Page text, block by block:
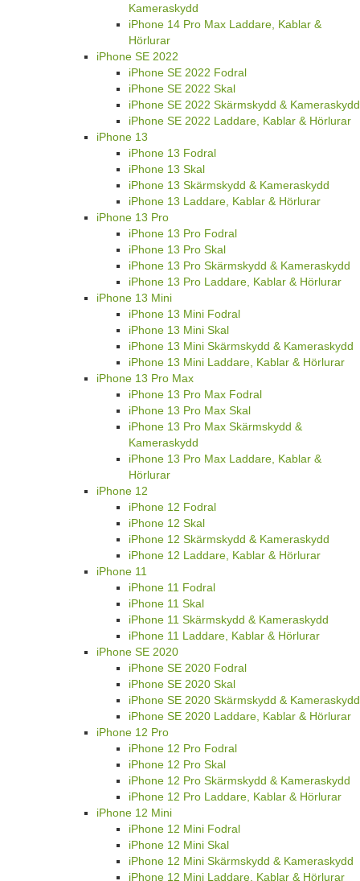
Kameraskydd
iPhone 14 Pro Max Laddare, Kablar &
Hörlurar
iPhone SE 2022
iPhone SE 2022 Fodral
iPhone SE 2022 Skal
iPhone SE 2022 Skärmskydd & Kameraskydd
iPhone SE 2022 Laddare, Kablar & Hörlurar
iPhone 13
iPhone 13 Fodral
iPhone 13 Skal
iPhone 13 Skärmskydd & Kameraskydd
iPhone 13 Laddare, Kablar & Hörlurar
iPhone 13 Pro
iPhone 13 Pro Fodral
iPhone 13 Pro Skal
iPhone 13 Pro Skärmskydd & Kameraskydd
iPhone 13 Pro Laddare, Kablar & Hörlurar
iPhone 13 Mini
iPhone 13 Mini Fodral
iPhone 13 Mini Skal
iPhone 13 Mini Skärmskydd & Kameraskydd
iPhone 13 Mini Laddare, Kablar & Hörlurar
iPhone 13 Pro Max
iPhone 13 Pro Max Fodral
iPhone 13 Pro Max Skal
iPhone 13 Pro Max Skärmskydd &
Kameraskydd
iPhone 13 Pro Max Laddare, Kablar &
Hörlurar
iPhone 12
iPhone 12 Fodral
iPhone 12 Skal
iPhone 12 Skärmskydd & Kameraskydd
iPhone 12 Laddare, Kablar & Hörlurar
iPhone 11
iPhone 11 Fodral
iPhone 11 Skal
iPhone 11 Skärmskydd & Kameraskydd
iPhone 11 Laddare, Kablar & Hörlurar
iPhone SE 2020
iPhone SE 2020 Fodral
iPhone SE 2020 Skal
iPhone SE 2020 Skärmskydd & Kameraskydd
iPhone SE 2020 Laddare, Kablar & Hörlurar
iPhone 12 Pro
iPhone 12 Pro Fodral
iPhone 12 Pro Skal
iPhone 12 Pro Skärmskydd & Kameraskydd
iPhone 12 Pro Laddare, Kablar & Hörlurar
iPhone 12 Mini
iPhone 12 Mini Fodral
iPhone 12 Mini Skal
iPhone 12 Mini Skärmskydd & Kameraskydd
iPhone 12 Mini Laddare, Kablar & Hörlurar